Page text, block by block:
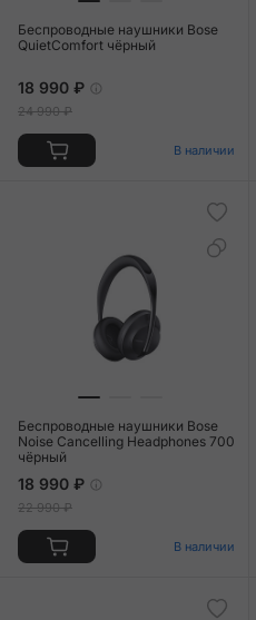
Беспроводные наушники Bose
QuietComfort чёрный
18 990 ₽
24 990 ₽
В наличии
Беспроводные наушники Bose
Noise Cancelling Headphones 700
чёрный
18 990 ₽
22 990 ₽
В наличии